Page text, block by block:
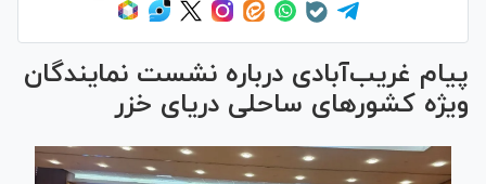
پیام غریب‌آبادی درباره نشست نمایندگان
ویژه کشور‌های ساحلی دریای خزر